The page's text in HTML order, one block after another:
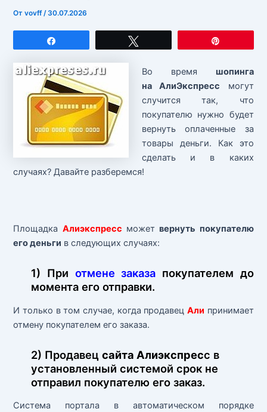
Отvovff / 30.07.2026
Во время шопинга
на АлиЭкспресс могут
случится так, что
покупателю нужно будет
вернуть оплаченные за
товары деньги. Как это
сделать и в каких
случаях? Давайте разберемся!
Площадка Алиэкспресс можетвернуть покупателю
его деньги в следующих случаях:
1) При отмене заказа покупателем до
момента его отправки.
И только в том случае, когда продавец Али принимает
отмену покупателем его заказа.
2) Продавецсайта Алиэкспресс в
установленный системой срок не
отправил покупателю его заказ.
Система портала в автоматическом порядке